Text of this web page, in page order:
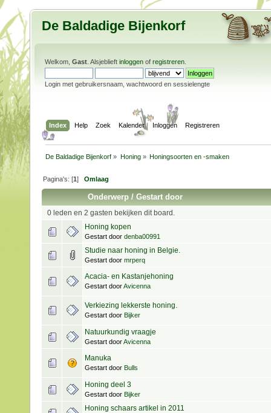
De Baldadige Bijenkorf
Welkom, Gast . Alsjeblieft inloggen of registreren
Login met gebruikersnaam, wachtwoord en sessielengte
Index Help Zoek Kalender Inloggen Registreren
De Baldadige Bijenkorf » Honing» Honingsoorten en -smaken
Pagina's: [1]Omlaag
Onderwerp /Gestart door
0 leden en 2 gasten bekijken dit board.
Honing kopen
Gestart door denba00991
Studie naar honing in Belgie.
Gestart door mrperq
Acacia- en Kastanjehoning
Gestart doorAvicenna
Verkiezing lekkerste honing.
Gestart door Bijker
Natuurkundig vraagje
Gestart doorAvicenna
Manuka
Gestart door Bulls
Honing deel 3
Gestart door Bijker
Honing schaars artikel in 2011